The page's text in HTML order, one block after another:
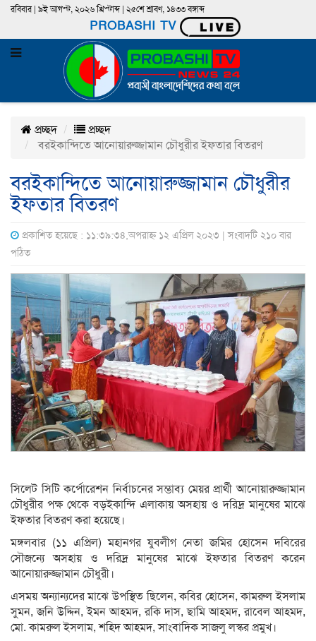
রবিবার | ৯ই আগস্ট, ২০২৬ খ্রিস্টাব্দ | ২৫শে শ্রাবণ, ১৪৩৩ বঙ্গাব্দ
PROBASHI TV
প্রচ্ছদ
প্রচ্ছদ
বরইকান্দিতে আনোয়ারুজ্জামান চৌধুরীর ইফতার বিতরণ
বরইকান্দিতে আনোয়ারুজ্জামান চৌধুরীর
ইফতার বিতরণ
প্রকাশিত হয়েছে : ১১:৩৯:৩৪,অপরাহ্ন ১২ এপ্রিল ২০২৩ | সংবাদটি ২১০ বার
পঠিত
সিলেট সিটি কর্পোরেশন নির্বাচনের সম্ভাব্য মেয়র প্রার্থী আনোয়ারুজ্জামান
চৌধুরীর পক্ষ থেকে বড়ইকান্দি এলাকায় অসহায় ও দরিদ্র মানুষের মাঝে
ইফতার বিতরণ করা হয়েছে।
মঙ্গলবার (১১ এপ্রিল) মহানগর যুবলীগ নেতা জমির হোসেন দবিরের
সৌজন্যে অসহায় ও দরিদ্র মানুষের মাঝে ইফতার বিতরণ করেন
আনোয়ারুজ্জামান চৌধুরী।
এসময় অন্যান্যদের মাঝে উপস্থিত ছিলেন, কবির হোসেন, কামরুল ইসলাম
সুমন, জনি উদ্দিন, ইমন আহমদ, রকি দাস, ছামি আহমদ, রাবেল আহমদ,
মো. কামরুল ইসলাম, শহিদ আহমদ, সাংবাদিক সাজলু লস্কর প্রমুখ।